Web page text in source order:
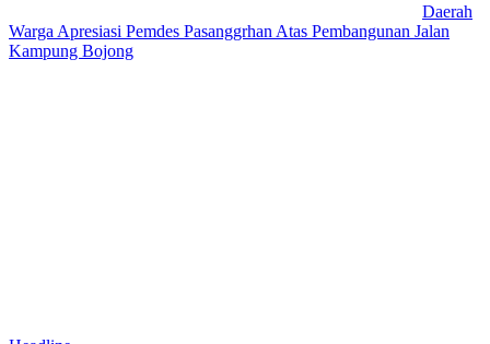
Daerah
Warga Apresiasi Pemdes Pasanggrhan Atas Pembangunan Jalan
Kampung Bojong